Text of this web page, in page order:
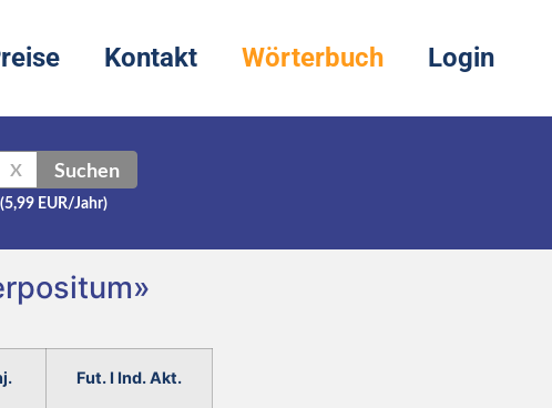
Kontakt Wörterbuch Login
X Suchen
EUR/Jahr)
Fut. I Ind. Akt.